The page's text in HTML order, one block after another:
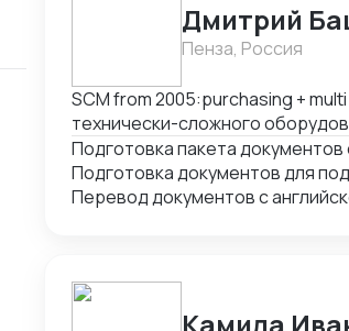
Дмитрий
Пенза, Россия
SCM from 2005:purchasing + multi modal logistics EXW/
технически-сложного
Перевод документов с